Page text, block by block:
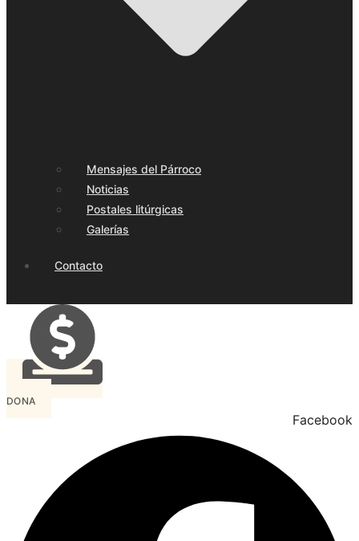
Mensajes del Párroco
Noticias
Postales litúrgicas
Galerías
Contacto
DONA
Facebook